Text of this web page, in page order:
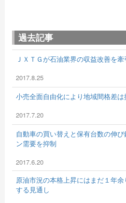
過去記事
ＪＸＴＧが石油業界の収益改善を牽
2017.8.25
小売全面自由化により地域間格差は
2017.7.20
自動車の買い替えと保有台数の伸び
ン需要を抑制
2017.6.20
原油市況の本格上昇にはまだ１年
する見通し